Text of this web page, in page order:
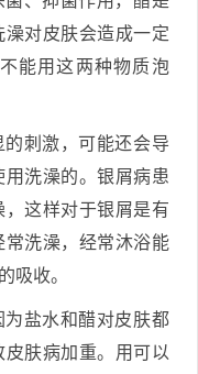
对皮肤会造成一定
能用这两种物质泡
刺激，可能还会导
洗澡的。银屑病患
这样对于银屑是有
洗澡，经常沐浴能
吸收。
盐水和醋对皮肤都
肤病加重。用可以